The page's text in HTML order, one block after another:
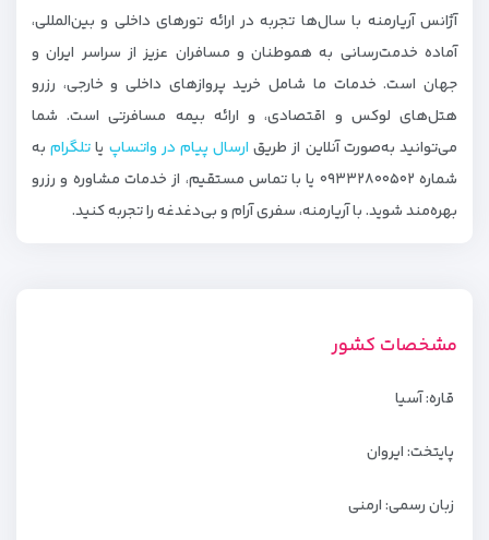
آژانس آریارمنه با سال‌ها تجربه در ارائه تورهای داخلی و بین‌المللی،
آماده خدمت‌رسانی به هموطنان و مسافران عزیز از سراسر ایران و
جهان است. خدمات ما شامل خرید پروازهای داخلی و خارجی، رزرو
هتل‌های لوکس و اقتصادی، و ارائه بیمه مسافرتی است. شما
می‌توانید به‌صورت آنلاین از طریق ارسال پیام در واتساپ یاتلگرامبه
شماره ۰۹۳۳۲۸۰۰۵۰۲ یا با تماس مستقیم، از خدمات مشاوره و رزرو
بهره‌مند شوید. با آریارمنه، سفری آرام و بی‌دغدغه را تجربه کنید.
مشخصات کشور
قاره: آسیا
پایتخت: ایروان
زبان رسمی: ارمنی